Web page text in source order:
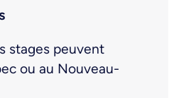
stages peuvent
ou au Nouveau-